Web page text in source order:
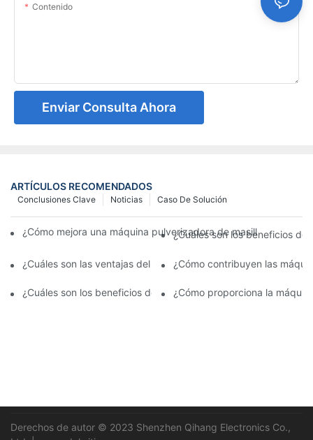
Contenido
Enviar Consulta Ahora
ARTÍCULOS RECOMENDADOS
Caso De Solución
Noticias
Conclusiones Clave
¿Cómo mejora una máquina pulverizadora de masilla la
¿Cuáles son los beneficios
¿Cuáles son las ventajas del sistema de pulverización
¿Cómo contribuyen las
¿Cuáles son los beneficios de la pulverización de la pared
¿Cómo proporciona la
Derechos de autor © 2023 Shenzhen Qihang Electronics Co.,